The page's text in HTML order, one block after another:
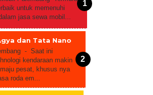
untuk memenuhi
jasa sewa mobil...
dan Tata Nano
- Saat ini
kendaraan makin
pesat, khusus nya
roda em...